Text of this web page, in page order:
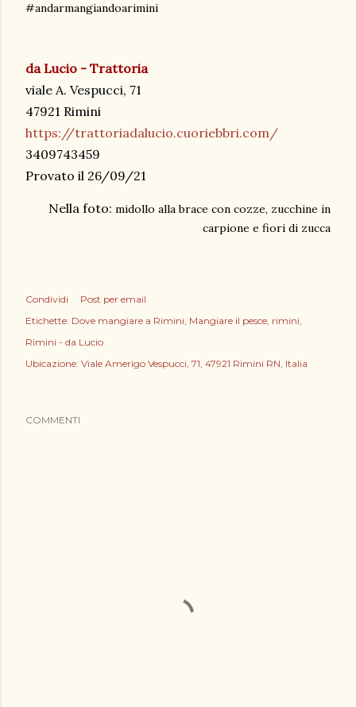
#andarmangiandoarimini
da Lucio - Trattoria
viale A. Vespucci, 71
47921 Rimini
https://trattoriadalucio.cuoriebbri.com/
3409743459
Provato il 26/09/21
Nella foto: midollo alla brace con cozze, zucchine in
carpione e fiori di zucca
Condividi
Post per email
Etichette: Dove mangiare a Rimini Mangiare il pesce rimini
Rimini - da Lucio
Ubicazione: Viale Amerigo Vespucci, 71, 47921 Rimini RN, Italia
COMMENTI